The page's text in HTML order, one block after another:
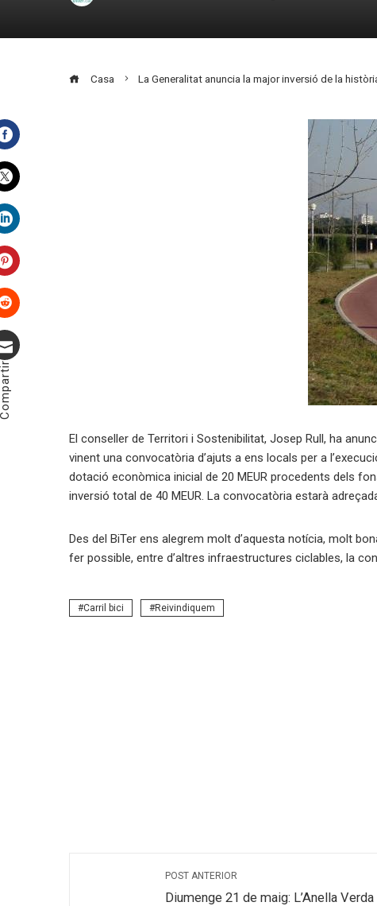
Casa La Generalitat anuncia la major inversió de la
Facebook
Twitter
LinkedIn
Pinterest
Stumbleupon
Correu
electrònic
El conseller de Territori i Sostenibilitat, Josep Rull, ha
vinent una convocatòria d’ajuts a ens locals per a
dotació econòmica inicial de 20 MEUR procedents dels
inversió total de 40 MEUR. La convocatòria estarà
Des del BiTer ens alegrem molt d’aquesta notícia, molt
fer possible, entre d’altres infraestructures ciclables, la
Carril bici Reivindiquem
POST ANTERIOR
Diumenge 21 de maig: L’Anella